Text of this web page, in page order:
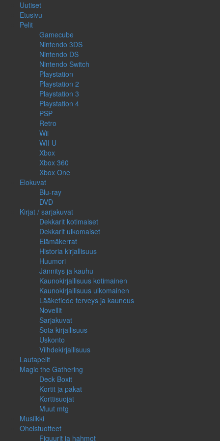
Uutiset
Etusivu
Pelit
Gamecube
Nintendo 3DS
Nintendo DS
Nintendo Switch
Playstation
Playstation 2
Playstation 3
Playstation 4
PSP
Retro
Wii
WII U
Xbox
Xbox 360
Xbox One
Elokuvat
Blu-ray
DVD
Kirjat / sarjakuvat
Dekkarit kotimaiset
Dekkarit ulkomaiset
Elämäkerrat
Historia kirjallisuus
Huumori
Jännitys ja kauhu
Kaunokirjallisuus kotimainen
Kaunokirjallisuus ulkomainen
Lääketiede terveys ja kauneus
Novellit
Sarjakuvat
Sota kirjallisuus
Uskonto
Viihdekirjallisuus
Lautapelit
Magic the Gathering
Deck Boxit
Kortit ja pakat
Korttisuojat
Muut mtg
Musiikki
Oheistuotteet
Figuurit ja hahmot